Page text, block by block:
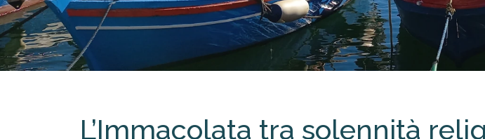
L’Immacolata tra solennità